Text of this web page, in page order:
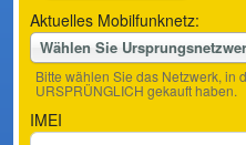
Aktuelles Mobilfunknetz:
Wählen Sie
Bitte wählen Sie das Netzwerk, in
URSPRÜNGLICH gekauft haben.
IMEI